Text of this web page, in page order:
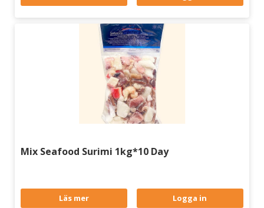
Mix Seafood Surimi 1kg*10 Day
Läs mer Logga in